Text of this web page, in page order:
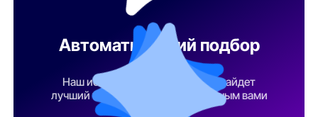
Автоматический подбор
тарифа
Наш искусственный интеллект найдет
лучший тарифный план по указанным вами
параметрам